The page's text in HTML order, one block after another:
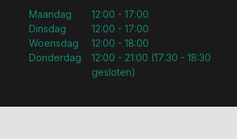
Maandag
Dinsdag
Woensdag
Donderdag
12:00 - 17:00
12:00 - 17:00
12:00 - 18:00
12:00 - 21:00 (17:30 - 18:30
gesloten)